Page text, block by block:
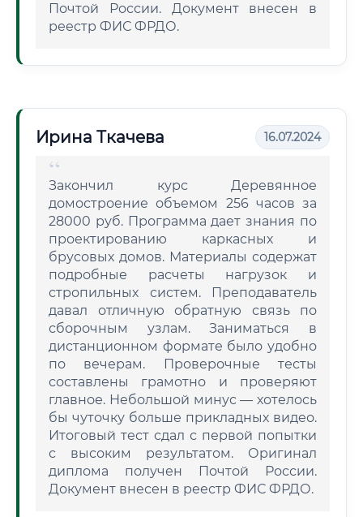
Почтой России. Документ внесен в
реестр ФИС ФРДО.
Ирина Ткачева 16.07.2024
Закончил курс Деревянное
домостроение объемом 256 часов за
28000 руб. Программа дает знания по
проектированию каркасных и
брусовых домов. Материалы содержат
подробные расчеты нагрузок и
стропильных систем. Преподаватель
давал отличную обратную связь по
сборочным узлам. Заниматься в
дистанционном формате было удобно
по вечерам. Проверочные тесты
составлены грамотно и проверяют
главное. Небольшой минус — хотелось
бы чуточку больше прикладных видео.
Итоговый тест сдал с первой попытки
с высоким результатом. Оригинал
диплома получен Почтой России.
Документ внесен в реестр ФИС ФРДО.